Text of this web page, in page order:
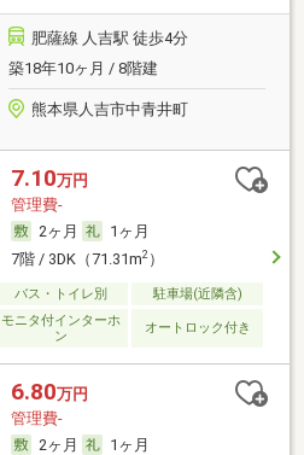
肥薩線 人吉駅 徒歩4分
築18年10ヶ月 / 8階建
熊本県人吉市中青井町
7.10万円
管理費-
2ヶ月
1ヶ月
7階 / 3DK（71.31m2）
バス・トイレ別 駐車場(近隣含)
モニタ付インターホ
ン
オートロック付き
6.80万円
管理費-
2ヶ月
1ヶ月